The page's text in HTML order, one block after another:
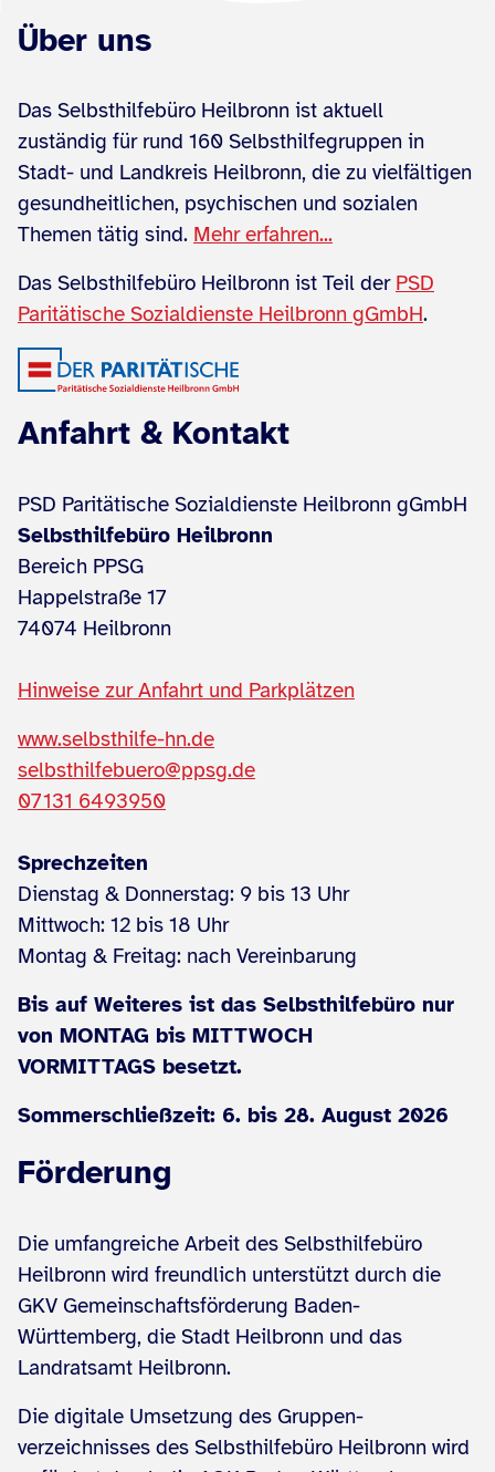
Über uns
Das Selbsthilfebüro Heilbronn ist aktuell
zuständig für rund 160 Selbsthilfegruppen in
Stadt- und Landkreis Heilbronn, die zu vielfältigen
gesundheitlichen, psychischen und sozialen
Themen tätig sind. Mehr erfahren...
Das Selbsthilfebüro Heilbronn ist Teil der PSD
Paritätische Sozialdienste Heilbronn gGmbH.
Anfahrt & Kontakt
PSD Paritätische Sozialdienste Heilbronn gGmbH
Selbsthilfebüro Heilbronn
Bereich PPSG
Happelstraße 17
74074 Heilbronn
Hinweise zur Anfahrt und Parkplätzen
www.selbsthilfe-hn.de
selbsthilfebuero@ppsg.de
07131 6493950
Sprechzeiten
Dienstag & Donnerstag: 9 bis 13 Uhr
Mittwoch: 12 bis 18 Uhr
Montag & Freitag: nach Vereinbarung
Bis auf Weiteres ist das Selbsthilfebüro nur
von MONTAG bis MITTWOCH
VORMITTAGS besetzt.
Sommerschließzeit: 6. bis 28. August 2026
Förderung
Die umfangreiche Arbeit des Selbsthilfebüro
Heilbronn wird freundlich unterstützt durch die
GKV Gemeinschaftsförderung Baden-
Württemberg, die Stadt Heilbronn und das
Landratsamt Heilbronn.
Die digitale Umsetzung des Gruppen­
verzeichnisses des Selbsthilfebüro Heilbronn wird